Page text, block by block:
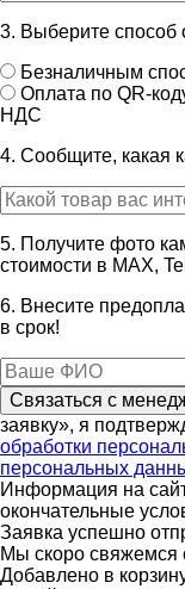
3. Выберите способ
Безналичным
Оплата по QR-
НДС
4. Сообщите, какая
5. Получите фото
стоимости в MAX,
6. Внесите
в срок!
Связаться с
заявку», я
обработки
персональных
Информация на
окончательные
Заявка успешно
Мы скоро свяжемся
Добавлено в